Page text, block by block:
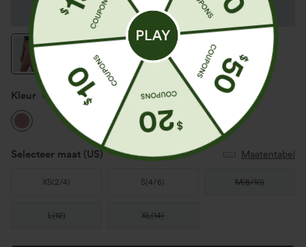
Kleur Carmine Red
Selecteer maat (US) Maatentabel
XS(2/4) S(4/6) M(8/10)
L(12) XL(14)